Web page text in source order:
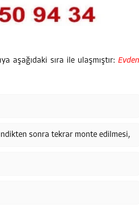
aşağıdaki sıra ile ulaşmıştır:
sonra tekrar monte edilmesi,